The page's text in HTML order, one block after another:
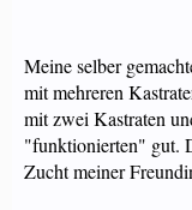
Meine selber
mit mehreren
mit zwei Kastraten
"funktionierten" gut.
Zucht meiner